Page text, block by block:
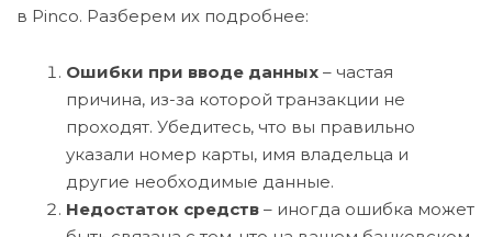
в Pinco. Разберем их подробнее:
Ошибки при вводе данных – частая
причина, из-за которой транзакции не
проходят. Убедитесь, что вы правильно
указали номер карты, имя владельца и
другие необходимые данные.
Недостаток средств – иногда ошибка может